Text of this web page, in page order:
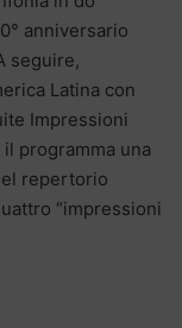
anniversario
seguire,
Latina con
Impressioni
programma una
repertorio
“impressioni